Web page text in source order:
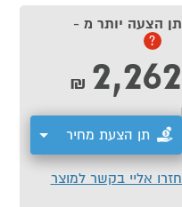
תן הצעה יותר מ -
?
2,262
₪
תן הצעת מחיר
אליי בקשר למוצר